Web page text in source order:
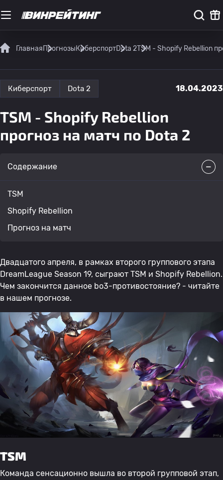
ГлавнаяПрогнозыКиберспортDota 2TSM - Shopify Rebellion
Киберспорт Dota 2 18.04.2023
TSM - Shopify Rebellion
прогноз на матч по Dota 2
Содержание
TSM
Shopify Rebellion
Прогноз на матч
Двадцатого апреля, в рамках второго группового этапа
DreamLeague Season 19, сыграют TSM и Shopify Rebellion.
Чем закончится данное bo3-противостояние? - читайте
в нашем прогнозе.
TSM
Команда сенсационно вышла во второй групповой этап,